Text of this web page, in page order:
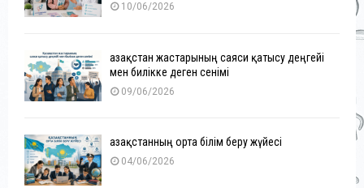
10/06/2026
Қазақстан жастарының саяси қатысу деңгейі
мен билікке деген сенімі
09/06/2026
Қазақстанның орта білім беру жүйесі
04/06/2026